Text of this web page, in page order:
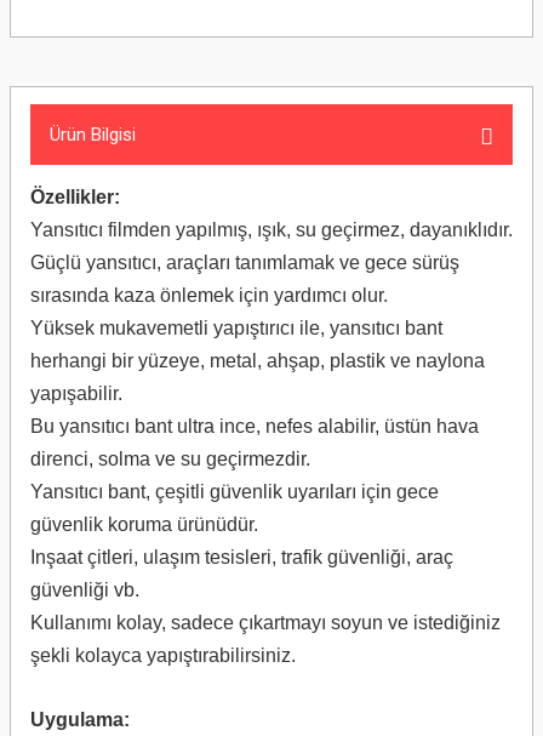
Ürün Bilgisi
Özellikler:
Yansıtıcı filmden yapılmış, ışık, su geçirmez, dayanıklıdır.
Güçlü yansıtıcı, araçları tanımlamak ve gece sürüş
sırasında kaza önlemek için yardımcı olur.
Yüksek mukavemetli yapıştırıcı ile, yansıtıcı bant
herhangi bir yüzeye, metal, ahşap, plastik ve naylona
yapışabilir.
Bu yansıtıcı bant ultra ince, nefes alabilir, üstün hava
direnci, solma ve su geçirmezdir.
Yansıtıcı bant, çeşitli güvenlik uyarıları için gece
güvenlik koruma ürünüdür.
Inşaat çitleri, ulaşım tesisleri, trafik güvenliği, araç
güvenliği vb.
Kullanımı kolay, sadece çıkartmayı soyun ve istediğiniz
şekli kolayca yapıştırabilirsiniz.
Uygulama: